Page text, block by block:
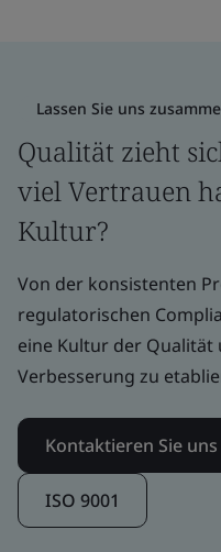
Lassen Sie uns
Qualität zieht
viel Vertrauen
Kultur?
Von der konsistenten
regulatorischen
eine Kultur der
Verbesserung zu
Kontaktieren Sie uns
ISO 9001